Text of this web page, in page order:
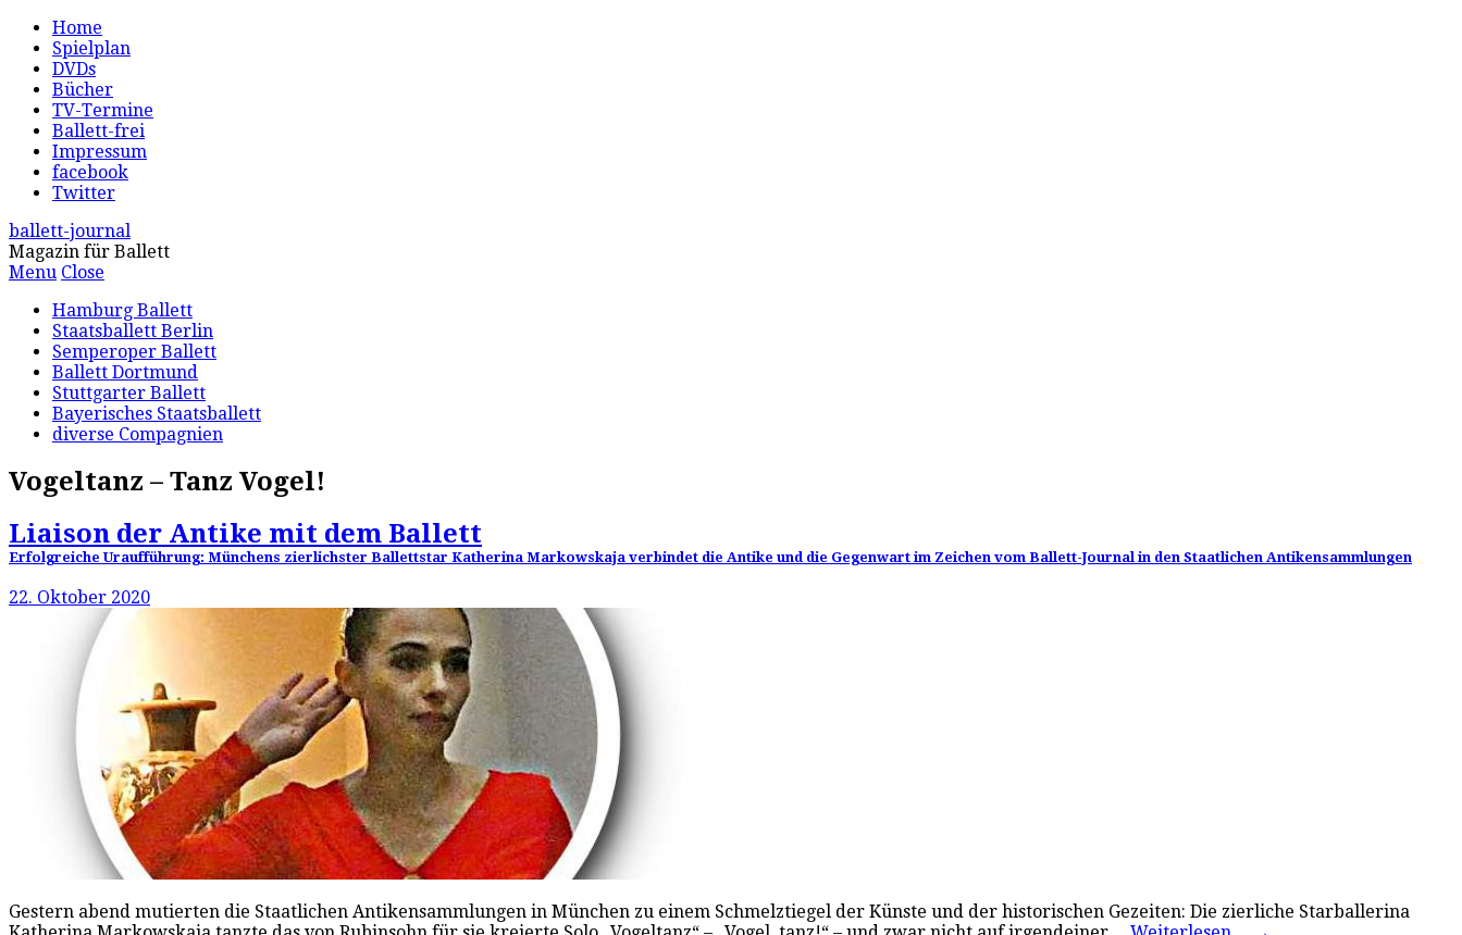
Home
Spielplan
DVDs
Bücher
TV-Termine
Ballett-frei
Impressum
facebook
Twitter
ballett-journal
Magazin für Ballett
Menu Close
Hamburg Ballett
Staatsballett Berlin
Semperoper Ballett
Ballett Dortmund
Stuttgarter Ballett
Bayerisches Staatsballett
diverse Compagnien
Vogeltanz – Tanz Vogel!
Liaison der Antike mit dem Ballett
Erfolgreiche Uraufführung: Münchens zierlichster Ballettstar Katherina Markowskaja verbindet die Antike und die Gegenwart im Zeichen vom Ballett-Journal in den Staatlichen Antikensammlungen
22. Oktober 2020
Gestern abend mutierten die Staatlichen Antikensammlungen in München zu einem Schmelztiegel der Künste und der historischen Gezeiten: Die zierliche Starballerina